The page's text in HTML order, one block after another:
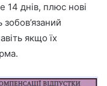
14 днів, плюс нові
якщо їх